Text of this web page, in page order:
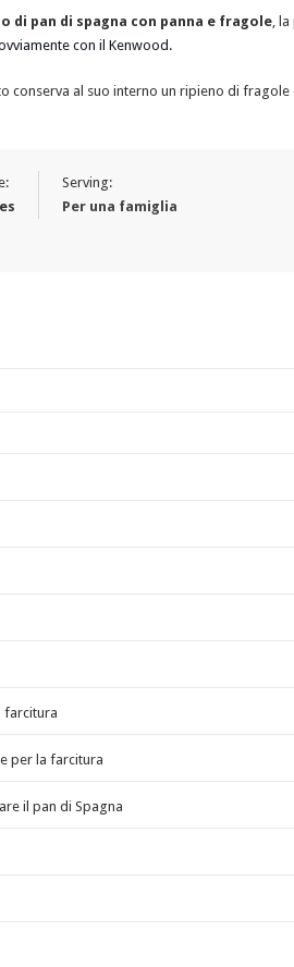
di pan di spagna con panna e fragole, la
con il Kenwood.
conserva al suo interno un ripieno di fragole
Serving:
Per una famiglia
farcitura
per la farcitura
il pan di Spagna